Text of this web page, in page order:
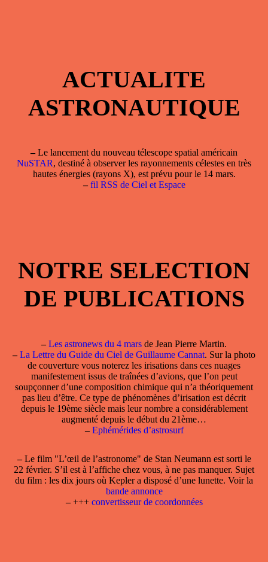
ACTUALITE
ASTRONAUTIQUE
–Le lancement du nouveau télescope spatial américain
NuSTAR, destiné à observer les rayonnements célestes en très
hautes énergies (rayons X), est prévu pour le 14 mars.
– fil RSS de Ciel et Espace
NOTRE SELECTION
DE PUBLICATIONS
– Les astronews du 4 mars de Jean Pierre Martin.
– La Lettre du Guide du Ciel de Guillaume Cannat. Sur la photo
de couverture vous noterez les irisations dans ces nuages
manifestement issus de traînées d’avions, que l’on peut
soupçonner d’une composition chimique qui n’a théoriquement
pas lieu d’être. Ce type de phénomènes d’irisation est décrit
depuis le 19ème siècle mais leur nombre a considérablement
augmenté depuis le début du 21ème…
– Ephémérides d’astrosurf
–Le film "L’œil de l’astronome" de Stan Neumann est sorti le
22 février. S’il est à l’affiche chez vous, à ne pas manquer. Sujet
du film : les dix jours où Kepler a disposé d’une lunette. Voir la
bande annonce
–+++ convertisseur de coordonnées